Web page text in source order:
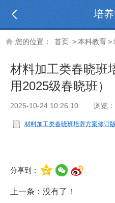
培
您的位置： 首页 >本科教育>
材料加工类春晓班
用2025级春晓班）
2025-10-24 10:26:10 浏览：
材料加工类春晓班培养方案修订
分享到：
上一条：没有了！